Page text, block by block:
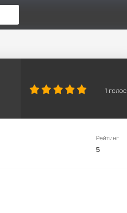
1 голос
Рейтинг
5